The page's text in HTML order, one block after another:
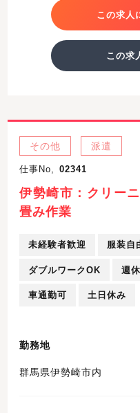
この求人
この求
その他 派遣
仕事No, 02341
伊勢崎市：クリー
畳み作業
未経験者歓迎 服装自
ダブルワークOK 週
車通勤可 土日休み
勤務地
群馬県伊勢崎市内